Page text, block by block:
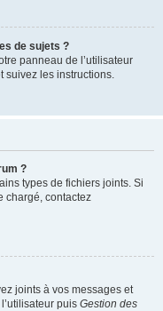
de sujets ?
panneau de l’utilisateur
suivez les instructions.
?
types de fichiers joints. Si
chargé, contactez
joints à vos messages et
puis Gestion des